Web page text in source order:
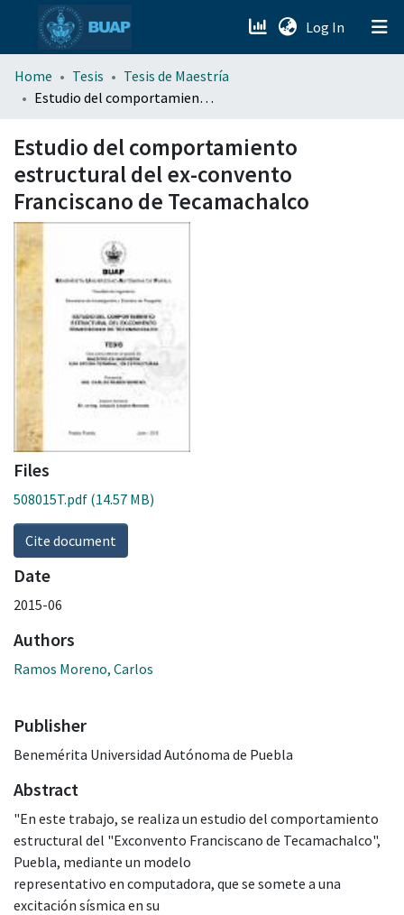
Log In (current)
menu.section.about_menu
Home Tesis
Tesis de Maestría
Estudio del comportamiento estructural del ex-convento Franciscano de Tecamachalco
Estudio del comportamiento
estructural del ex-convento
Franciscano de Tecamachalco
Files
508015T.pdf (14.57 MB)
Cite document
Date
2015-06
Authors
Ramos Moreno, Carlos
Publisher
Benemérita Universidad Autónoma de Puebla
Abstract
"En este trabajo, se realiza un estudio del comportamiento
estructural del "Exconvento Franciscano de Tecamachalco",
Puebla, mediante un modelo
representativo en computadora, que se somete a una
excitación sísmica en su